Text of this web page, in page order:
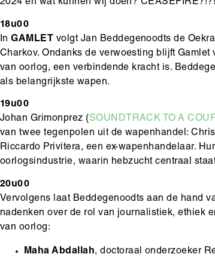
2024 en wat kunnen wij doen? CEASEFIRE?!?!
18u00
InGAMLET volgt Jan Beddegenoodts de
Charkov. Ondanks de verwoesting blijft
van oorlog, een verbindende kracht is.
als belangrijkste wapen.
19u00
Johan Grimonprez (SOUNDTRACK TO A COUP
van twee tegenpolen uit de wapenhandel:
Riccardo Privitera, een ex-wapenhandelaar.
oorlogsindustrie, waarin hebzucht centraal
20u00
Vervolgens laat Beddegenoodts aan de hand
nadenken over de rol van journalistiek, ethiek
van oorlog:
Maha Abdallah, doctoraal onderzoeker